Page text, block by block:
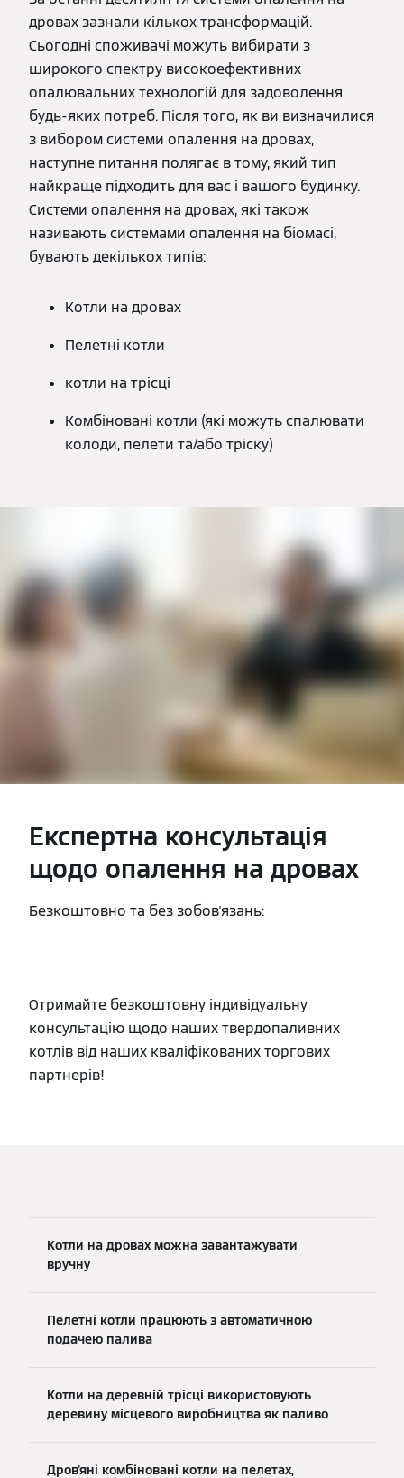
дровах зазнали кількох трансформацій.
Сьогодні споживачі можуть вибирати з
широкого спектру високоефективних
опалювальних технологій для задоволення
будь-яких потреб. Після того, як ви визначилися
з вибором системи опалення на дровах,
наступне питання полягає в тому, який тип
найкраще підходить для вас і вашого будинку.
Системи опалення на дровах, які також
називають системами опалення на біомасі,
бувають декількох типів:
Котли на дровах
Пелетні котли
котли на трісці
Комбіновані котли (які можуть спалювати
колоди, пелети та/або тріску)
Експертна консультація
щодо опалення на дровах
Безкоштовно та без зобов'язань:
Отримайте безкоштовну індивідуальну
консультацію щодо наших твердопаливних
котлів від наших кваліфікованих торгових
партнерів!
Котли на дровах можна завантажувати
вручну
Пелетні котли працюють з автоматичною
подачею палива
Котли на деревній трісці використовують
деревину місцевого виробництва як паливо
Дров'яні комбіновані котли на пелетах,